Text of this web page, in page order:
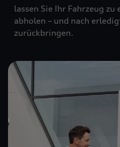
lassen Sie Ihr Fahrzeug
abholen – und nach
zurückbringen.